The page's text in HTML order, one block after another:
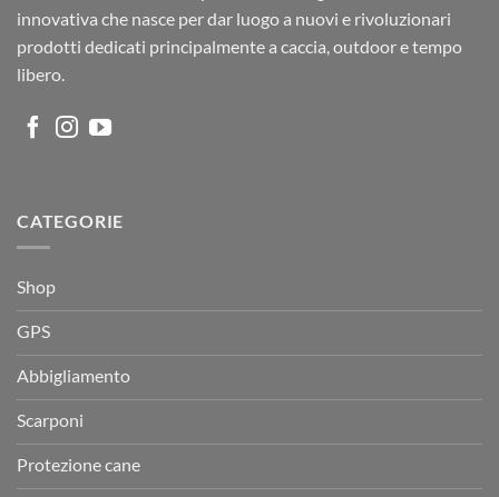
innovativa che nasce per dar luogo a nuovi e rivoluzionari
prodotti dedicati principalmente a caccia, outdoor e tempo
libero.
CATEGORIE
Shop
GPS
Abbigliamento
Scarponi
Protezione cane